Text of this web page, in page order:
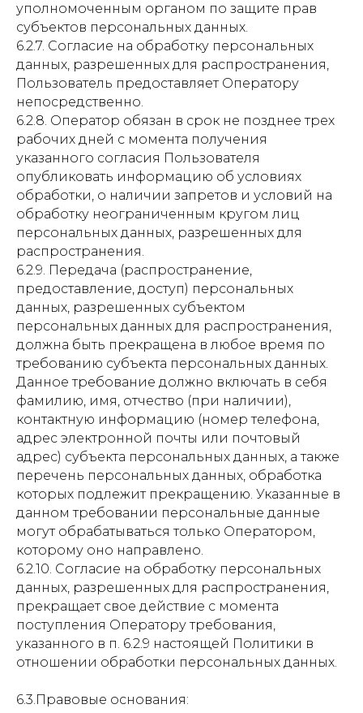
уполномоченным органом по защите прав
субъектов персональных данных.
6.2.7. Согласие на обработку персональных
данных, разрешенных для распространения,
Пользователь предоставляет Оператору
непосредственно.
6.2.8. Оператор обязан в срок не позднее трех
рабочих дней с момента получения
указанного согласия Пользователя
опубликовать информацию об условиях
обработки, о наличии запретов и условий на
обработку неограниченным кругом лиц
персональных данных, разрешенных для
распространения.
6.2.9. Передача (распространение,
предоставление, доступ) персональных
данных, разрешенных субъектом
персональных данных для распространения,
должна быть прекращена в любое время по
требованию субъекта персональных данных.
Данное требование должно включать в себя
фамилию, имя, отчество (при наличии),
контактную информацию (номер телефона,
адрес электронной почты или почтовый
адрес) субъекта персональных данных, а также
перечень персональных данных, обработка
которых подлежит прекращению. Указанные в
данном требовании персональные данные
могут обрабатываться только Оператором,
которому оно направлено.
6.2.10. Согласие на обработку персональных
данных, разрешенных для распространения,
прекращает свое действие с момента
поступления Оператору требования,
указанного в п. 6.2.9 настоящей Политики в
отношении обработки персональных данных.
6.3.Правовые основания: